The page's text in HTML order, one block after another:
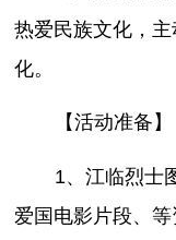
热爱民族文化，
化。
【活动准备】
1、江临烈士
爱国电影片段、等